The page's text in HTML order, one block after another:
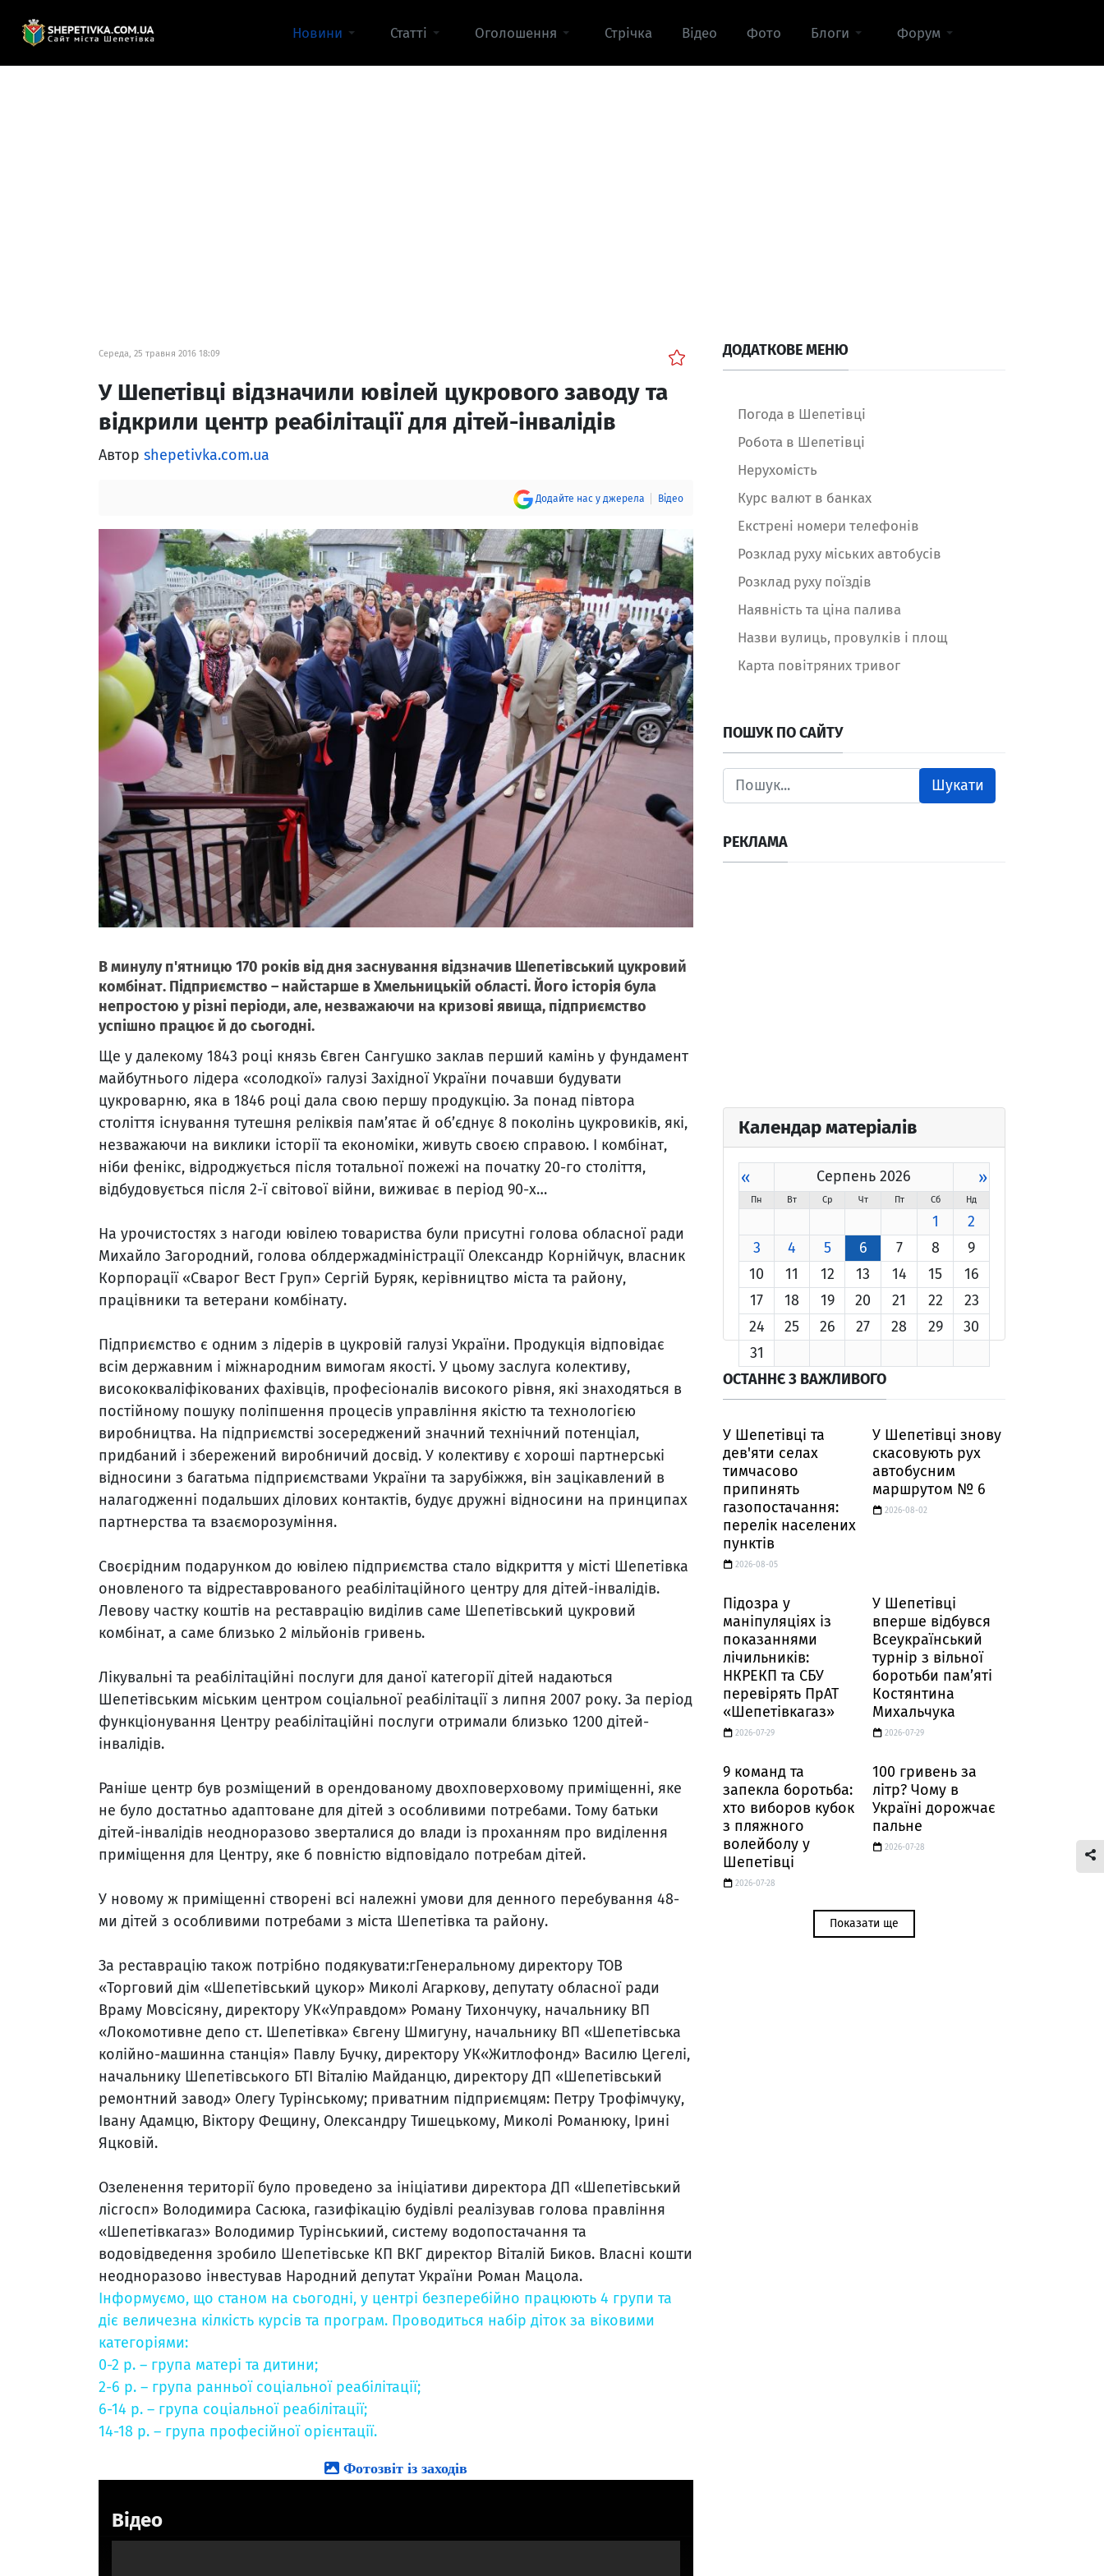
Новини Статті Оголошення Стрічка Відео Фото Блоги Форум
Середа, 25 травня 2016 18:09
У Шепетівці відзначили ювілей цукрового заводу та
відкрили центр реабілітації для дітей-інвалідів
Автор shepetivka.com.ua
Додайте нас у джерела Відео
В минулу п'ятницю 170 років від дня заснування відзначив Шепетівський цукровий
комбінат. Підприємство – найстарше в Хмельницькій області. Його історія була
непростою у різні періоди, але, незважаючи на кризові явища, підприємство
успішно працює й до сьогодні.
Ще у далекому 1843 році князь Євген Сангушко заклав перший камінь у фундамент
майбутнього лідера «солодкої» галузі Західної України почавши будувати
цукроварню, яка в 1846 році дала свою першу продукцію. За понад півтора
століття існування тутешня реліквія пам’ятає й об’єднує 8 поколінь цукровиків, які,
незважаючи на виклики історії та економіки, живуть своєю справою. І комбінат,
ніби фенікс, відроджується після тотальної пожежі на початку 20-го століття,
відбудовується після 2-ї світової війни, виживає в період 90-х…
На урочистостях з нагоди ювілею товариства були присутні голова обласної ради
Михайло Загородний, голова облдержадміністрації Олександр Корнійчук, власник
Корпорації «Сварог Вест Груп» Сергій Буряк, керівництво міста та району,
працівники та ветерани комбінату.
Підприємство є одним з лідерів в цукровій галузі України. Продукція відповідає
всім державним і міжнародним вимогам якості. У цьому заслуга колективу,
висококваліфікованих фахівців, професіоналів високого рівня, які знаходяться в
постійному пошуку поліпшення процесів управління якістю та технологією
виробництва. На підприємстві зосереджений значний технічний потенціал,
придбаний і збережений виробничий досвід. У колективу є хороші партнерські
відносини з багатьма підприємствами України та зарубіжжя, він зацікавлений в
налагодженні подальших ділових контактів, будує дружні відносини на принципах
партнерства та взаєморозуміння.
Своєрідним подарунком до ювілею підприємства стало відкриття у місті Шепетівка
оновленого та відреставрованого реабілітаційного центру для дітей-інвалідів.
Левову частку коштів на реставрацію виділив саме Шепетівський цукровий
комбінат, а саме близько 2 мільйонів гривень.
Лікувальні та реабілітаційні послуги для даної категорії дітей надаються
Шепетівським міським центром соціальної реабілітації з липня 2007 року. За період
функціонування Центру реабілітаційні послуги отримали близько 1200 дітей-
інвалідів.
Раніше центр був розміщений в орендованому двохповерховому приміщенні, яке
не було достатньо адаптоване для дітей з особливими потребами. Тому батьки
дітей-інвалідів неодноразово зверталися до влади із проханням про виділення
приміщення для Центру, яке б повністю відповідало потребам дітей.
У новому ж приміщенні створені всі належні умови для денного перебування 48-
ми дітей з особливими потребами з міста Шепетівка та району.
За реставрацію також потрібно подякувати:гГенеральному директору ТОВ
«Торговий дім «Шепетівський цукор» Миколі Агаркову, депутату обласної ради
Враму Мовсісяну, директору УК«Управдом» Роману Тихончуку, начальнику ВП
«Локомотивне депо ст. Шепетівка» Євгену Шмигуну, начальнику ВП «Шепетівська
колійно-машинна станція» Павлу Бучку, директору УК«Житлофонд» Василю Цегелі,
начальнику Шепетівського БТІ Віталію Майданцю, директору ДП «Шепетівський
ремонтний завод» Олегу Турінському; приватним підприємцям: Петру Трофімчуку,
Івану Адамцю, Віктору Фещину, Олександру Тишецькому, Миколі Романюку, Ірині
Яцковій.
Озеленення території було проведено за ініціативи директора ДП «Шепетівський
лісгосп» Володимира Сасюка, газифікацію будівлі реалізував голова правління
«Шепетівкагаз» Володимир Турінськиий, систему водопостачання та
водовідведення зробило Шепетівське КП ВКГ директор Віталій Биков. Власні кошти
неодноразово інвестував Народний депутат України Роман Мацола.
Інформуємо, що станом на сьогодні, у центрі безперебійно працюють 4 групи та
діє величезна кілкість курсів та програм. Проводиться набір діток за віковими
категоріями:
0-2 р. – група матері та дитини;
2-6 р. – група ранньої соціальної реабілітації;
6-14 р. – група соціальної реабілітації;
14-18 р. – група професійної орієнтації.
Фотозвіт із заходів
Відео
ДОДАТКОВЕ МЕНЮ
Погода в Шепетівці
Робота в Шепетівці
Нерухомість
Курс валют в банках
Екстрені номери телефонів
Розклад руху міських автобусів
Розклад руху поїздів
Наявність та ціна палива
Назви вулиць, провулків і площ
Карта повітряних тривог
ПОШУК ПО САЙТУ
Шукати
РЕКЛАМА
Календар матеріалів
« Серпень 2026 »
Пн Вт Ср Чт Пт Сб Нд
1
2
3
4 5 6 7 8
9
10
11 12 13 14 15
16
17
18 19 20 21 22
23
24
25 26 27 28 29
30
31
ОСТАННЄ З ВАЖЛИВОГО
У Шепетівці та
дев'яти селах
тимчасово
припинять
газопостачання:
перелік населених
пунктів
2026-08-05
У Шепетівці знову
скасовують рух
автобусним
маршрутом № 6
2026-08-02
Підозра у
маніпуляціях із
показаннями
лічильників:
НКРЕКП та СБУ
перевірять ПрАТ
«Шепетівкагаз»
2026-07-29
У Шепетівці
вперше відбувся
Всеукраїнський
турнір з вільної
боротьби пам’яті
Костянтина
Михальчука
2026-07-29
9 команд та
запекла боротьба:
хто виборов кубок
з пляжного
волейболу у
Шепетівці
2026-07-28
100 гривень за
літр? Чому в
Україні дорожчає
пальне
2026-07-28
Показати ще